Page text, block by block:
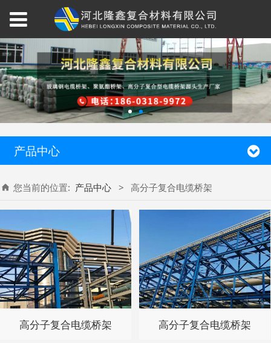
产品中心
您当前的位置: 产品中心 > 高分子复合电缆桥架
高分子复合电缆桥架 高分子复合电缆桥架